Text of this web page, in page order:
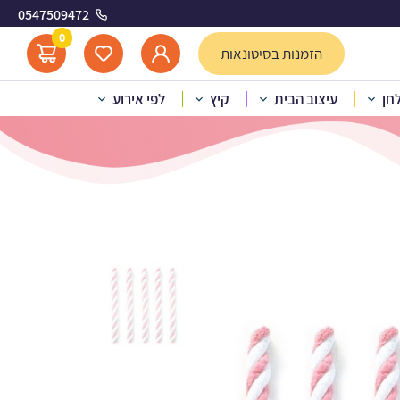
0547509472
הזמנות בסיטונאות
0
עיצוב הבית קיץ לפי אירוע
לבן
מסולסל ארוך – ורוד לבן